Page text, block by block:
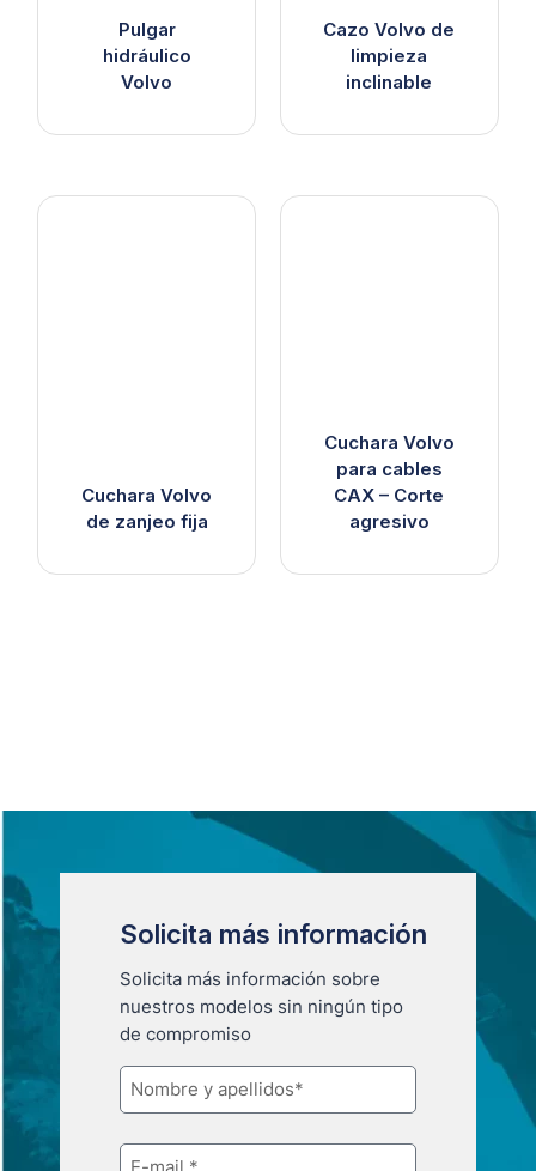
Pulgar
hidráulico
Volvo
Cazo Volvo de
limpieza
inclinable
Cuchara Volvo
de zanjeo fija
Cuchara Volvo
para cables
CAX – Corte
agresivo
Solicita más información
Solicita más información sobre
nuestros modelos sin ningún tipo
de compromiso